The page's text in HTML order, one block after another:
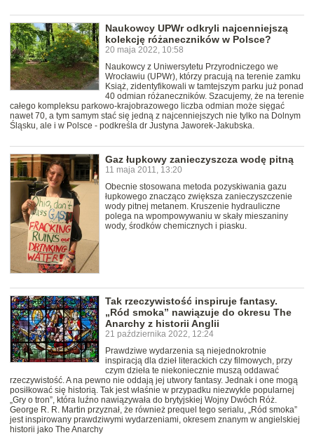
Naukowcy UPWr odkryli najcenniejszą
kolekcję różaneczników w Polsce?
20 maja 2022, 10:58
Naukowcy z Uniwersytetu Przyrodniczego we
Wrocławiu (UPWr), którzy pracują na terenie zamku
Książ, zidentyfikowali w tamtejszym parku już ponad
40 odmian różaneczników. Szacujemy, że na terenie
całego kompleksu parkowo-krajobrazowego liczba odmian może sięgać
nawet 70, a tym samym stać się jedną z najcenniejszych nie tylko na Dolnym
Śląsku, ale i w Polsce - podkreśla dr Justyna Jaworek-Jakubska.
Gaz łupkowy zanieczyszcza wodę pitną
11 maja 2011, 13:20
Obecnie stosowana metoda pozyskiwania gazu
łupkowego znacząco zwiększa zanieczyszczenie
wody pitnej metanem. Kruszenie hydrauliczne
polega na wpompowywaniu w skały mieszaniny
wody, środków chemicznych i piasku.
Tak rzeczywistość inspiruje fantasy.
„Ród smoka” nawiązuje do okresu The
Anarchy z historii Anglii
21 października 2022, 12:24
Prawdziwe wydarzenia są niejednokrotnie
inspiracją dla dzieł literackich czy filmowych, przy
czym dzieła te niekoniecznie muszą oddawać
rzeczywistość. A na pewno nie oddają jej utwory fantasy. Jednak i one mogą
posiłkować się historią. Tak jest właśnie w przypadku niezwykle popularnej
„Gry o tron”, która luźno nawiązywała do brytyjskiej Wojny Dwóch Róż.
George R. R. Martin przyznał, że również prequel tego serialu, „Ród smoka”
jest inspirowany prawdziwymi wydarzeniami, okresem znanym w angielskiej
historii jako The Anarchy